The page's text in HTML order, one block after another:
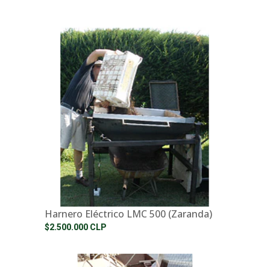
Harnero Eléctrico LMC 500 (Zaranda)
$2.500.000 CLP